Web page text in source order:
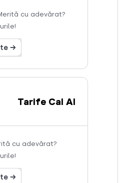
cu adevărat?
→
Tarife Cal AI
cu adevărat?
→